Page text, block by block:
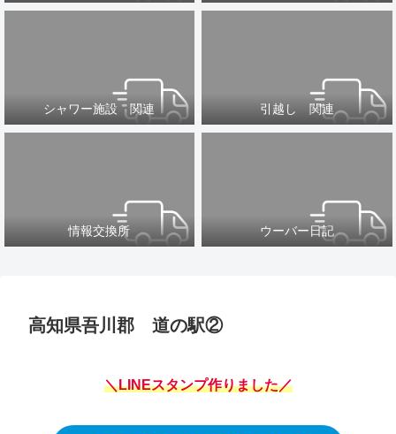
シャワー施設 関連 引越し 関連
情報交換所 ウーバー日記
高知県吾川郡 道の駅②
＼LINEスタンプ作りました／